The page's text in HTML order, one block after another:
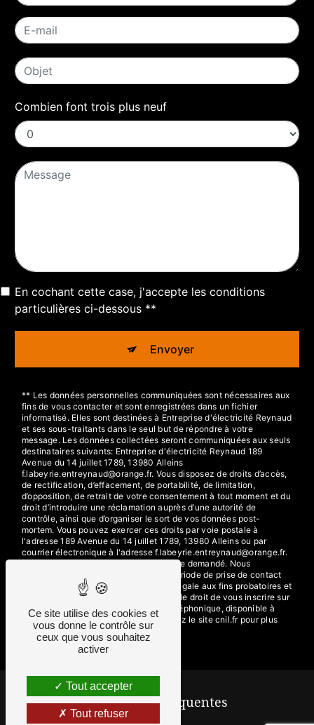
Combien font trois plus neuf
En cochant cette case, j'accepte les conditions
particulières ci-dessous **
Envoyer
** Les données personnelles communiquées sont nécessaires aux
fins de vous contacter et sont enregistrées dans un fichier
informatisé. Elles sont destinées à Entreprise d'électricité Reynaud
et ses sous-traitants dans le seul but de répondre à votre
message. Les données collectées seront communiquées aux seuls
destinataires suivants: Entreprise d'électricité Reynaud 189
Avenue du 14 juillet 1789, 13980 Alleins
f.labeyrie.entreynaud@orange.fr. Vous disposez de droits d’accès,
de rectification, d’effacement, de portabilité, de limitation,
d’opposition, de retrait de votre consentement à tout moment et du
droit d’introduire une réclamation auprès d’une autorité de
contrôle, ainsi que d’organiser le sort de vos données post-
mortem. Vous pouvez exercer ces droits par voie postale à
l'adresse 189 Avenue du 14 juillet 1789, 13980 Alleins ou par
courrier électronique à l'adresse f.labeyrie.entreynaud@orange.fr.
Un justificatif d'identité pourra vous être demandé. Nous
conservons vos données pendant la période de prise de contact
puis pendant la durée de prescription légale aux fins probatoires et
de gestion des contentieux. Vous avez le droit de vous inscrire sur
la liste d'opposition au démarchage téléphonique, disponible à
cette adresse:Bloctel.gouv.fr. Consultez le site cnil.fr pour plus
d’informations sur vos droits.
Recherches fréquentes
Ce site utilise des cookies et
vous donne le contrôle sur
ceux que vous souhaitez
activer
Tout accepter
Tout refuser